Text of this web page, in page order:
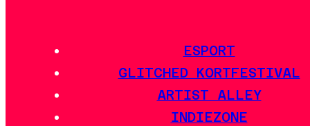
ESPORT
GLITCHED KORTFESTIVAL
ARTIST ALLEY
INDIEZONE